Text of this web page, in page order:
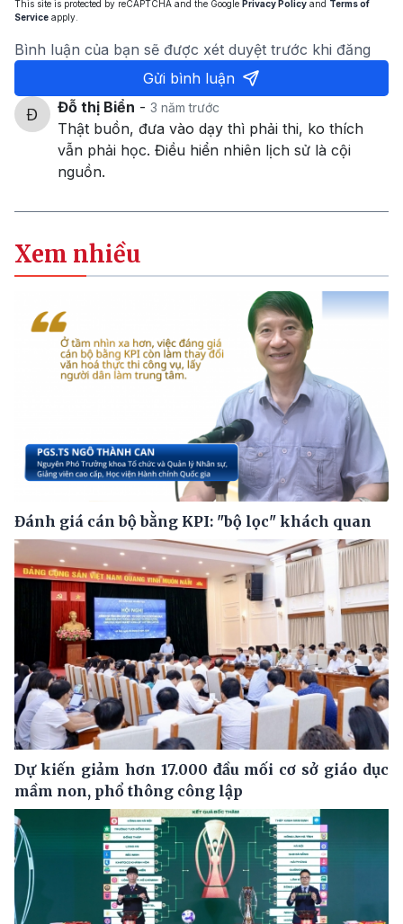
This site is protected by reCAPTCHA and the Google Privacy Policy and Terms of
Service apply.
Bình luận của bạn sẽ được xét duyệt trước khi đăng
Gửi bình luận
Đỗ thị Biển - 3 năm trước
Thật buồn, đưa vào dạy thì phải thi, ko thích
vẫn phải học. Điều hiển nhiên lịch sử là cội
nguồn.
Xem nhiều
Đánh giá cán bộ bằng KPI: "bộ lọc" khách quan
Dự kiến giảm hơn 17.000 đầu mối cơ sở giáo dục
mầm non, phổ thông công lập